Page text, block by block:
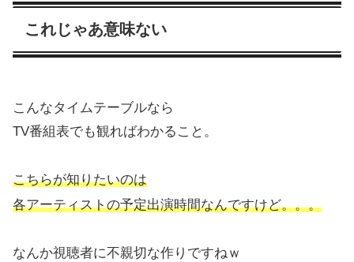
これじゃあ意味ない
こんなタイムテーブルなら
TV番組表でも観ればわかること。
こちらが知りたいのは
各アーティストの予定出演時間なんですけど。。。
なんか視聴者に不親切な作りですねｗ